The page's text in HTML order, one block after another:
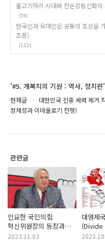
물고기자리 시대와 천손강림신화
(56)
한국인과 유대인은 공통의 조상을
조론)
(121)
'#5. 개복치의 기원 : 역사, 정치편
현재글
대한민국 친중 세력 제거
정체성과 이데올로기 전쟁)
관련글
인요한 국민의힘
혁신위원장의 등장과
정치계의 지각변동(feat.
2023.11.03
대영제
(Divide
전략과